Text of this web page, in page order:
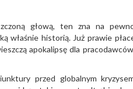
głową, ten zna na
właśnie historią. Już prawie
apokalipsę dla
przed globalnym